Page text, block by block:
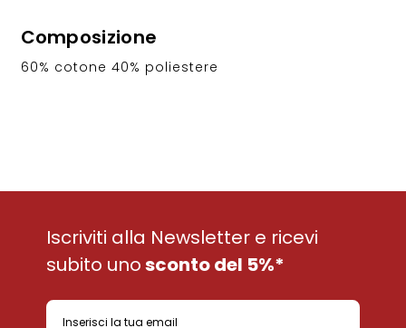
Composizione
60% cotone 40% poliestere
Iscriviti alla Newsletter e ricevi
subito unosconto del 5%*